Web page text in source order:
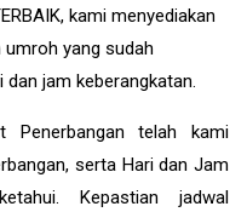
kami menyediakan
yang sudah
jam keberangkatan.
Penerbangan telah kami
serta Hari dan Jam
Kepastian jadwal